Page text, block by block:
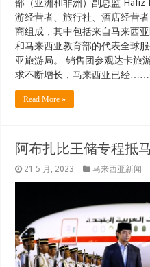
阿布扎比王储专程抵
21 5 月, 2023 马来西亚新闻
雪邦，5月21日——阿布扎比王
赫哈立德·本·穆罕默德·本·扎